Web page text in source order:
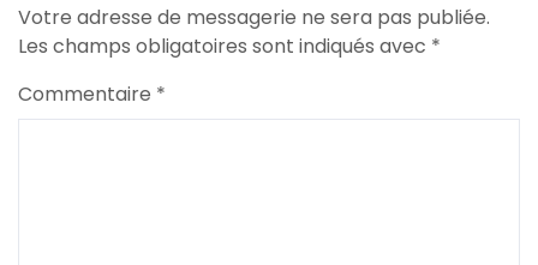
Votre adresse de messagerie ne sera pas publiée.
Les champs obligatoires sont indiqués avec *
Commentaire *